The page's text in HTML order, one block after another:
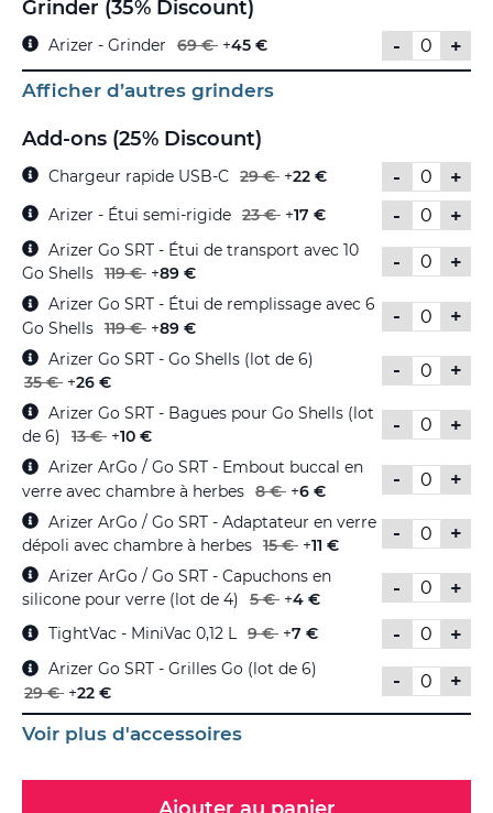
Grinder (35% Discount)
-
+
Arizer - Grinder 69 € +45 €
Afficher d’autres grinders
Add-ons (25% Discount)
-
+
Chargeur rapide USB-C 29 € +22 €
- +
Arizer - Étui semi-rigide 23 € +17 €
- +
Arizer Go SRT - Étui de transport avec 10
Go Shells 119 € +89 €
- +
Arizer Go SRT - Étui de remplissage avec 6
Go Shells 119 € +89 €
- +
Arizer Go SRT - Go Shells (lot de 6)
35 € +26 €
- +
Arizer Go SRT - Bagues pour Go Shells (lot
de 6)
13 € +10 €
- +
Arizer ArGo / Go SRT - Embout buccal en
verre avec chambre à herbes 8 € +6 €
- +
Arizer ArGo / Go SRT - Adaptateur en verre
dépoli avec chambre à herbes 15 € +11 €
- +
Arizer ArGo / Go SRT - Capuchons en
silicone pour verre (lot de 4)
5 € +4 €
- +
TightVac - MiniVac 0,12 L 9 € +7 €
- +
Arizer Go SRT - Grilles Go (lot de 6)
29 € +22 €
Voir plus d'accessoires